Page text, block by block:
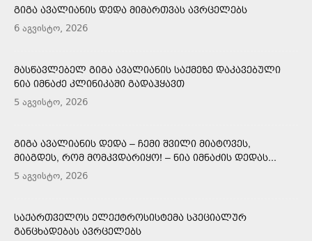
ᲒᲘᲒᲐ ᲐᲕᲐᲚᲘᲐᲜᲘᲡ ᲓᲔᲓᲐ ᲛᲘᲛᲐᲠᲗᲕᲐᲡ ᲐᲕᲠᲪᲔᲚᲔᲑᲡ
6 აგვისტო, 2026
ᲛᲐᲡᲬᲐᲕᲚᲔᲑᲔᲚ ᲒᲘᲒᲐ ᲐᲕᲐᲚᲘᲐᲜᲘᲡ ᲡᲐᲥᲛᲔᲖᲔ ᲓᲐᲙᲐᲕᲔᲑᲣᲚᲘ
ᲜᲘᲐ ᲘᲛᲜᲐᲫᲔ ᲙᲚᲘᲜᲘᲙᲐᲨᲘ ᲒᲐᲓᲐᲰᲧᲐᲕᲗ
5 აგვისტო, 2026
ᲒᲘᲒᲐ ᲐᲕᲐᲚᲘᲐᲜᲘᲡ ᲓᲔᲓᲐ – ᲩᲔᲛᲘ ᲨᲕᲘᲚᲘ ᲛᲘᲐᲢᲝᲕᲔᲡ,
ᲛᲘᲐᲒᲓᲔᲡ, ᲠᲝᲛ ᲛᲝᲛᲙᲕᲓᲐᲠᲘᲧᲝ! – ᲜᲘᲐ ᲘᲛᲜᲐᲫᲘᲡ ᲓᲔᲓᲐᲡ...
5 აგვისტო, 2026
ᲡᲐᲥᲐᲠᲗᲕᲔᲚᲝᲡ ᲔᲚᲔᲥᲢᲠᲝᲡᲘᲡᲢᲔᲛᲐ ᲡᲞᲔᲪᲘᲐᲚᲣᲠ
ᲒᲐᲜᲪᲮᲐᲓᲔᲑᲐᲡ ᲐᲕᲠᲪᲔᲚᲔᲑᲡ